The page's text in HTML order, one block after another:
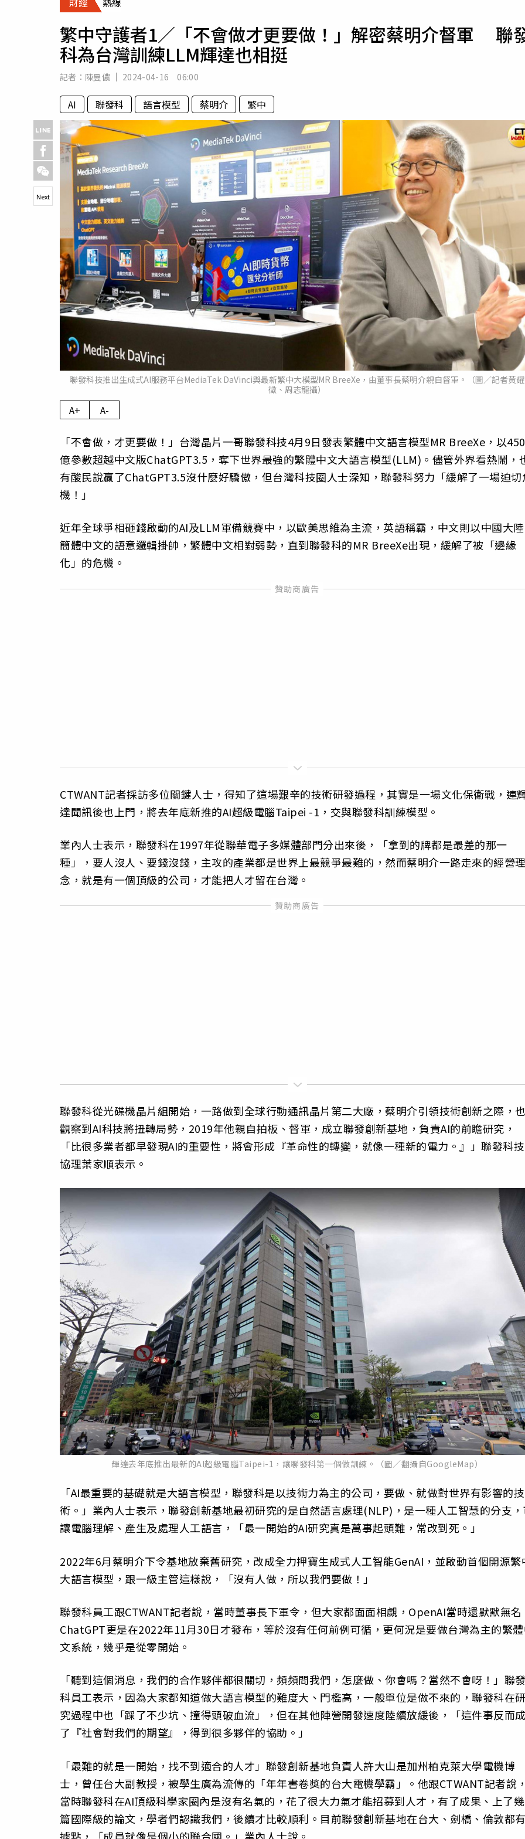
專欄
房產新勢力
運勢
繁中守護者1／「不會做才更要做！」解密蔡明介督軍 聯
科為台灣訓練LLM輝達也相挺
記者： 陳曼儂 2024-04-16 06:00
AI 聯發科 語言模型 蔡明介 繁中
聯發科技推出生成式AI服務平台MediaTek DaVinci與最新繁中大模型MR BreeXe，由董事長蔡明介親自督軍。（圖／記者黃耀
徵、周志龍攝）
Next
A+ A-
「不會做，才更要做！」台灣晶片一哥聯發科技4月9日發表繁體中文語言模型MR BreeXe，以450
億參數超越中文版ChatGPT3.5，奪下世界最強的繁體中文大語言模型(LLM)。儘管外界看熱鬧，
有酸民說贏了ChatGPT3.5沒什麼好驕傲，但台灣科技圈人士深知，聯發科努力「緩解了一場迫切
機！」
近年全球爭相砸錢啟動的AI及LLM軍備競賽中，以歐美思維為主流，英語稱霸，中文則以中國大陸
簡體中文的語意邏輯掛帥，繁體中文相對弱勢，直到聯發科的MR BreeXe出現，緩解了被「邊緣
化」的危機。
CTWANT記者採訪多位關鍵人士，得知了這場艱辛的技術研發過程，其實是一場文化保衛戰，連
達聞訊後也上門，將去年底新推的AI超級電腦Taipei -1，交與聯發科訓練模型。
業內人士表示，聯發科在1997年從聯華電子多媒體部門分出來後，「拿到的牌都是最差的那一
種」，要人沒人、要錢沒錢，主攻的產業都是世界上最競爭最難的，然而蔡明介一路走來的經營
念，就是有一個頂級的公司，才能把人才留在台灣。
聯發科從光碟機晶片組開始，一路做到全球行動通訊晶片第二大廠，蔡明介引領技術創新之際，
觀察到AI科技將扭轉局勢，2019年他親自拍板、督軍，成立聯發創新基地，負責AI的前瞻研究，
「比很多業者都早發現AI的重要性，將會形成『革命性的轉變，就像一種新的電力。』」聯發科技
協理葉家順表示。
輝達去年底推出最新的AI超級電腦Taipei-1，讓聯發科第一個做訓練。（圖／翻攝自GoogleMap）
「AI最重要的基礎就是大語言模型，聯發科是以技術力為主的公司，要做、就做對世界有影響的技
術。」業內人士表示，聯發創新基地最初研究的是自然語言處理(NLP)，是一種人工智慧的分支
讓電腦理解、產生及處理人工語言，「最一開始的AI研究真是萬事起頭難，常改到死。」
2022年6月蔡明介下令基地放棄舊研究，改成全力押寶生成式人工智能GenAI，並啟動首個開源繁
大語言模型，跟一級主管這樣說，「沒有人做，所以我們要做！」
聯發科員工跟CTWANT記者說，當時董事長下軍令，但大家都面面相覷，OpenAI當時還默默無名
ChatGPT更是在2022年11月30日才發布，等於沒有任何前例可循，更何況是要做台灣為主的繁
文系統，幾乎是從零開始。
「聽到這個消息，我們的合作夥伴都很關切，頻頻問我們，怎麼做、你會嗎？當然不會呀！」聯
科員工表示，因為大家都知道做大語言模型的難度大、門檻高，一般單位是做不來的，聯發科在
究過程中也「踩了不少坑、撞得頭破血流」，但在其他陣營開發速度陸續放緩後，「這件事反而
了『社會對我們的期望』，得到很多夥伴的協助。」
「最難的就是一開始，找不到適合的人才」聯發創新基地負責人許大山是加州柏克萊大學電機博
士，曾任台大副教授，被學生廣為流傳的「年年書卷獎的台大電機學霸」。他跟CTWANT記者說
當時聯發科在AI頂級科學家圈內是沒有名氣的，花了很大力氣才能招募到人才，有了成果、上了幾
篇國際級的論文，學者們認識我們，後續才比較順利。目前聯發創新基地在台大、劍橋、倫敦都
據點，「成員就像是個小的聯合國。」業內人士說。